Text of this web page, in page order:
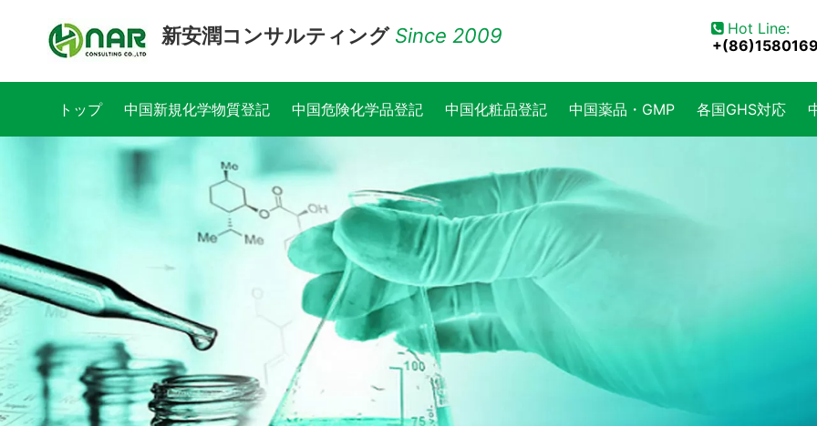
新安潤コンサルティング Since 2009  Hot Line:
トップ 中国新規化学物質登記 中国危険化学品登記 中国化粧品登記 中国薬品・GMP 各国GHS対応